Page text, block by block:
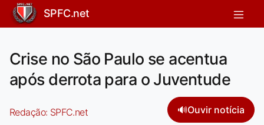
SPFC.net
Crise no São Paulo se acentua
após derrota para o Juventude
Redação: SPFC.net 🔊Ouvir notícia